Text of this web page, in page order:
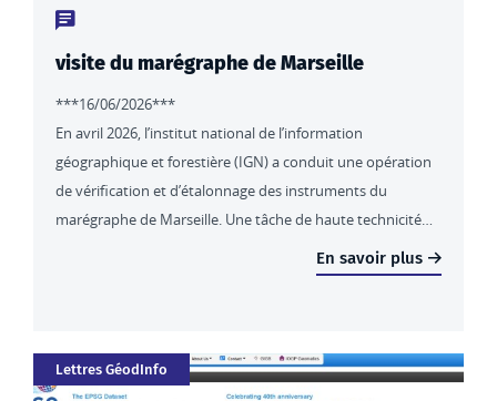
Type de contenu : actualités
visite du marégraphe de Marseille
***16/06/2026***
En avril 2026, l’institut national de l’information
géographique et forestière (IGN) a conduit une opération
de vérification et d’étalonnage des instruments du
marégraphe de Marseille. Une tâche de haute technicité…
En savoir plus
Catégorie
Lettres GéodInfo